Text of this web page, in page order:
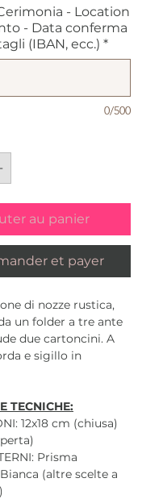
- Location
- Data conferma
(IBAN, ecc.) *
0/500
au panier
et payer
di nozze rustica,
un folder a tre ante
due cartoncini. A
e sigillo in
TECNICHE:
12x18 cm (chiusa)
Prisma
(altre scelte a
)